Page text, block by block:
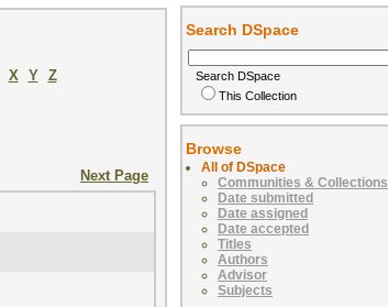
X Y
Z
Next Page
Search DSpace
Search DSpace
This Collection
Browse
All of DSpace
Communities & Collections
Date submitted
Date assigned
Date accepted
Titles
Authors
Advisor
Subjects